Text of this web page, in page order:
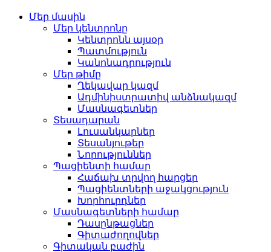
Մեր մասին
Մեր կենտրոնը
Կենտրոնն այսօր
Պատմություն
Կանոնադրություն
Մեր թիմը
Ղեկավար կազմ
Ադմինիստրատիվ անձնակազմ
Մասնագետներ
Տեսադարան
Լուսանկարներ
Տեսանյութեր
Նորություններ
Պացիենտի համար
Հաճախ տրվող հարցեր
Պացիենտների աջակցություն
Խորհուրդներ
Մասնագետների համար
Դասընթացներ
Գիտաժողովներ
Գիտական բաժին